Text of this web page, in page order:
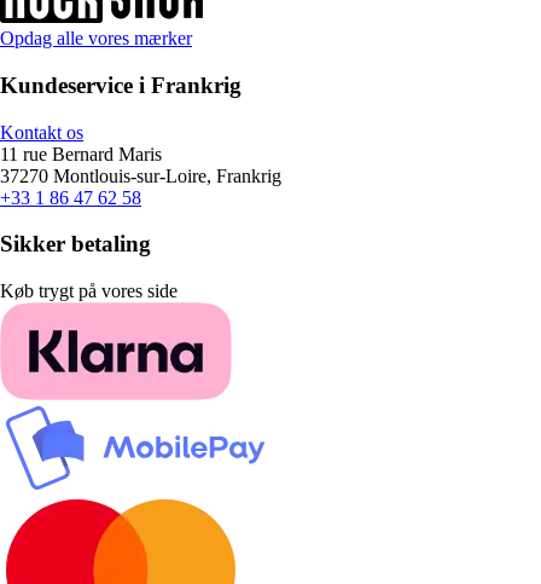
Opdag alle vores mærker
Kundeservice i Frankrig
Kontakt os
11 rue Bernard Maris
37270 Montlouis-sur-Loire, Frankrig
+33 1 86 47 62 58
Sikker betaling
Køb trygt på vores side